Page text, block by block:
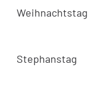
Weihnachtstag
Stephanstag